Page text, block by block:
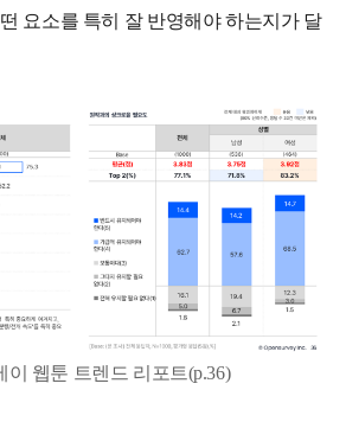
요소를 특히 잘 반영해야 하는지가 달
이 웹툰 트렌드 리포트(p.36)